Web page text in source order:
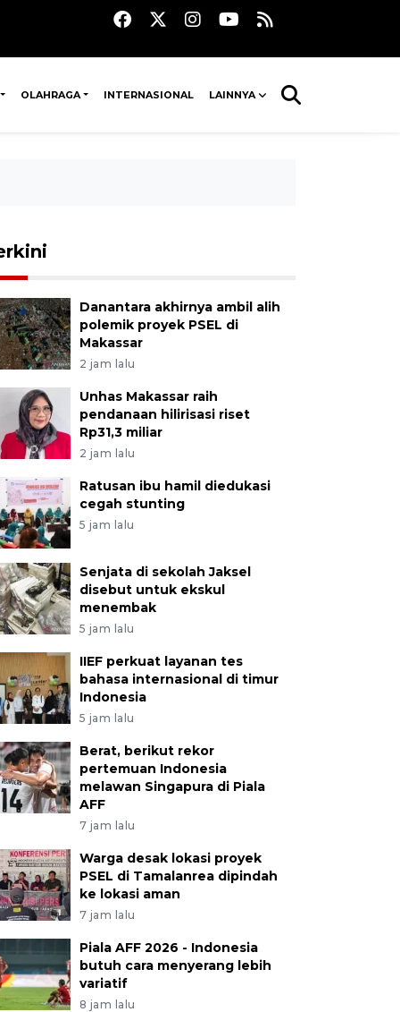
OLAHRAGA INTERNASIONAL LAINNYA
Danantara akhirnya ambil alih
polemik proyek PSEL di
Makassar
2 jam lalu
Unhas Makassar raih
pendanaan hilirisasi riset
Rp31,3 miliar
2 jam lalu
Ratusan ibu hamil diedukasi
cegah stunting
5 jam lalu
Senjata di sekolah Jaksel
disebut untuk ekskul
menembak
5 jam lalu
IIEF perkuat layanan tes
bahasa internasional di timur
Indonesia
5 jam lalu
Berat, berikut rekor
pertemuan Indonesia
melawan Singapura di Piala
AFF
7 jam lalu
Warga desak lokasi proyek
PSEL di Tamalanrea dipindah
ke lokasi aman
7 jam lalu
Piala AFF 2026 - Indonesia
butuh cara menyerang lebih
variatif
8 jam lalu